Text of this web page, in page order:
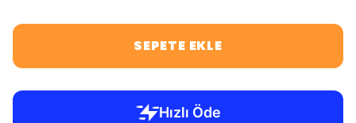
SEPETE EKLE